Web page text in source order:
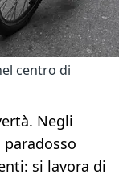
centro di
Negli
si lavora di